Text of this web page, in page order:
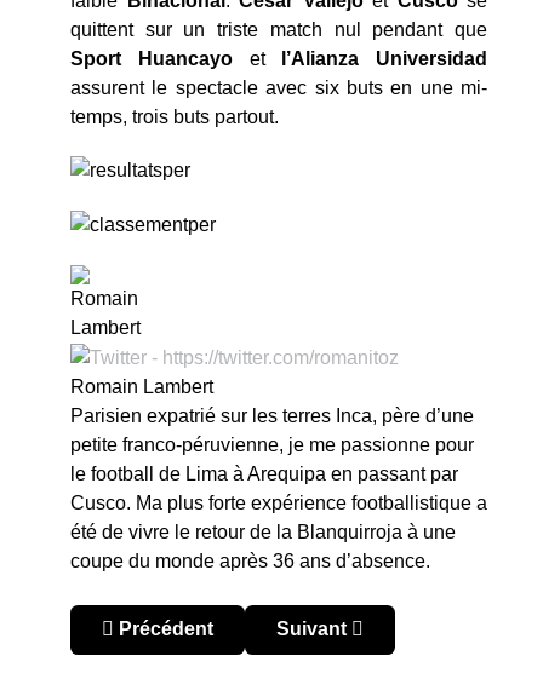
quittent sur un triste match nul pendant que
Sport
Huancayoet l’Alianza
Universidad
assurent le spectacle avec six buts en une mi-
temps, trois buts partout.
Romain Lambert
Parisien expatrié sur les terres Inca, père d’une
petite franco-péruvienne, je me passionne pour
le football de Lima à Arequipa en passant par
Cusco. Ma plus forte expérience footballistique a
été de vivre le retour de la Blanquirroja à une
coupe du monde après 36 ans d’absence.
Article précédent : Pérou – Apertura 2021 :
Précédent Article suivant : Pérou –
Suivant